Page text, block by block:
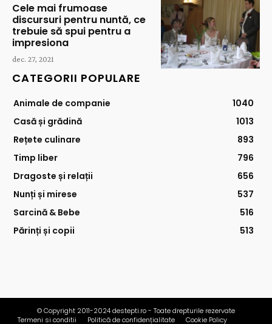
Cele mai frumoase
discursuri pentru nuntă, ce
trebuie să spui pentru a
impresiona
dec. 27, 2021
CATEGORII POPULARE
Animale de companie
1040
Casă și grădină
1013
Rețete culinare
893
Timp liber
796
Dragoste și relații
656
Nunți și mirese
537
Sarcină & Bebe
516
Părinți și copii
513
© Copyright 2011-2024 destepti.ro - Toate drepturile rezervate
Termeni si conditii
Politică de confidențialitate
Cookie Policy